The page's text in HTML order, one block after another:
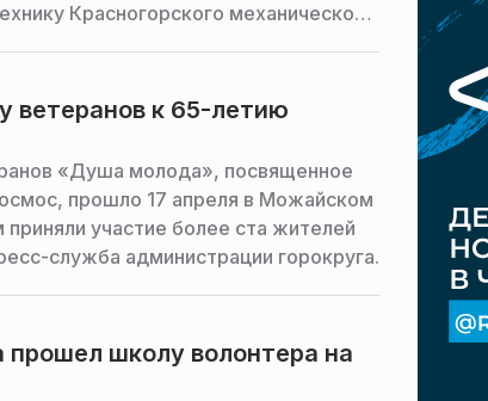
Красногорского механического
ветеранов к 65-летию
«Душа молода», посвященное
прошло 17 апреля в Можайском
участие более ста жителей
служба администрации горокруга.
прошел школу волонтера на